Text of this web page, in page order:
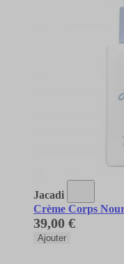
Jacadi
Crème Corps
39,00 €
Ajouter